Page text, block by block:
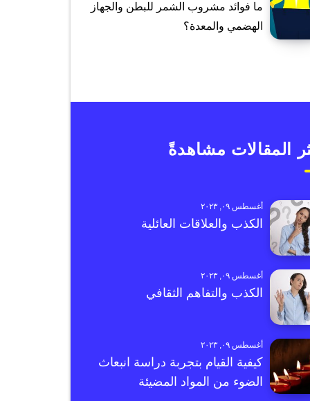
ما فوائد مشروب الشمر للبطن والجهاز
الهضمي والمعدة؟
المقالات مشاهدةً
أغسطس ٠٩, ٢٠٢٣
الكذب والعلاقات العائلية
أغسطس ٠٩, ٢٠٢٣
الكذب والتفاهم الثقافي
أغسطس ٠٩, ٢٠٢٣
كيفية القيام بتجربة دراسة انبعاث
الضوء من المواد المضيئة